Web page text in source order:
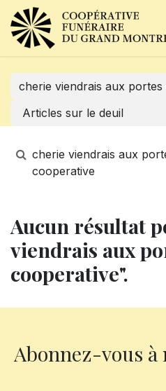
Articles sur le deuil
cherie viendrais aux
cooperative
Aucun résultat
viendrais aux
cooperative".
Abonnez-vous